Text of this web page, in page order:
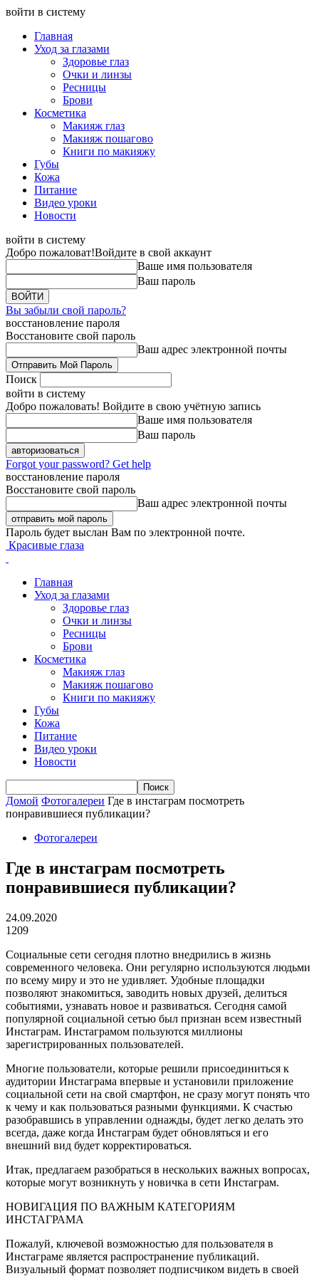
войти в систему
Главная
Уход за глазами
Здоровье глаз
Очки и линзы
Ресницы
Брови
Косметика
Макияж глаз
Макияж пошагово
Книги по макияжу
Губы
Кожа
Питание
Видео уроки
Новости
войти в систему
Добро пожаловат!Войдите в свой аккаунт
Ваше имя пользователя
Ваш пароль
Вы забыли свой пароль?
восстановление пароля
Восстановите свой пароль
Ваш адрес электронной почты
Поиск
войти в систему
Добро пожаловать! Войдите в свою учётную запись
Ваше имя пользователя
Ваш пароль
Forgot your password? Get help
восстановление пароля
Восстановите свой пароль
Ваш адрес электронной почты
Пароль будет выслан Вам по электронной почте.
Красивые глаза
Главная
Уход за глазами
Здоровье глаз
Очки и линзы
Ресницы
Брови
Косметика
Макияж глаз
Макияж пошагово
Книги по макияжу
Губы
Кожа
Питание
Видео уроки
Новости
Домой Фотогалереи Где в инстаграм посмотреть
понравившиеся публикации?
Фотогалереи
Где в инстаграм посмотреть
понравившиеся публикации?
24.09.2020
1209
Социальные сети сегодня плотно внедрились в жизнь
современного человека. Они регулярно используются людьми
по всему миру и это не удивляет. Удобные площадки
позволяют знакомиться, заводить новых друзей, делиться
событиями, узнавать новое и развиваться. Сегодня самой
популярной социальной сетью был признан всем известный
Инстаграм. Инстаграмом пользуются миллионы
зарегистрированных пользователей.
Многие пользователи, которые решили присоединиться к
аудитории Инстаграма впервые и установили приложение
социальной сети на свой смартфон, не сразу могут понять что
к чему и как пользоваться разными функциями. К счастью
разобравшись в управлении однажды, будет легко делать это
всегда, даже когда Инстаграм будет обновляться и его
внешний вид будет корректироваться.
Итак, предлагаем разобраться в нескольких важных вопросах,
которые могут возникнуть у новичка в сети Инстаграм.
НОВИГАЦИЯ ПО ВАЖНЫМ КАТЕГОРИЯМ
ИНСТАГРАМА
Пожалуй, ключевой возможностью для пользователя в
Инстаграме является распространение публикаций.
Визуальный формат позволяет подписчиком видеть в своей